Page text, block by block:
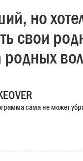
но
свои
сама не может